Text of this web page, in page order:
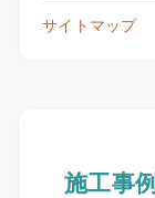
サイトマップ
施工事例